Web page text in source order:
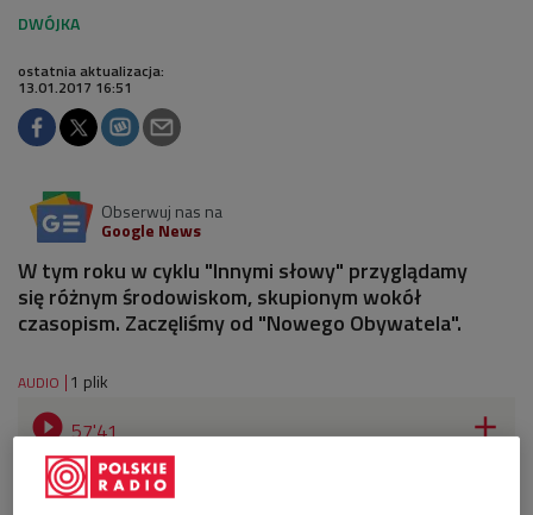
ostatnia aktualizacja:
13.01.2017 16:51
Obserwuj nas na
Google News
W tym roku w cyklu "Innymi słowy" przyglądamy
się różnym środowiskom, skupionym wokół
czasopism. Zaczęliśmy od "Nowego Obywatela".
AUDIO 1 plik
 57'41 
Czyje jest miasto? Spotkanie z "Nowym
Obywatelem" (Innymi słowy/Dwójka)